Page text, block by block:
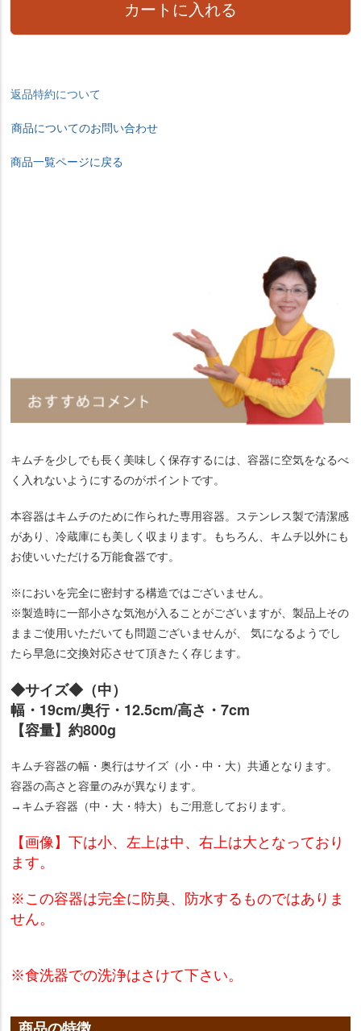
カートに入れる
返品特約について
商品についてのお問い合わせ
商品一覧ページに戻る
キムチを少しでも長く美味しく保存するには、容器に空気をなるべ
く入れないようにするのがポイントです。
本容器はキムチのために作られた専用容器。ステンレス製で清潔感
があり、冷蔵庫にも美しく収まります。もちろん、キムチ以外にも
お使いいただける万能食器です。
※においを完全に密封する構造ではございません。
※製造時に一部小さな気泡が入ることがございますが、製品上その
ままご使用いただいても問題ございませんが、 気になるようでし
たら早急に交換対応させて頂きたく存じます。
◆サイズ◆（中）
幅・19cm/奥行・12.5cm/高さ・7cm
【容量】約800g
キムチ容器の幅・奥行はサイズ（小・中・大）共通となります。
容器の高さと容量のみが異なります。
→キムチ容器（中・大・特大）もご用意しております。
【画像】下は小、左上は中、右上は大となっており
ます。
※この容器は完全に防臭、防水するものではありま
せん。
※食洗器での洗浄はさけて下さい。